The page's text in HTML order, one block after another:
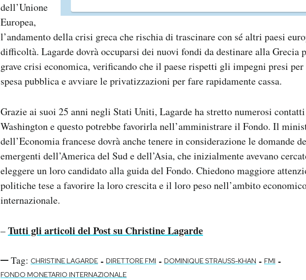
dell’Unione
Europea,
l’andamento della crisi greca che rischia di trascinare con sé altri paesi
difficoltà. Lagarde dovrà occuparsi dei nuovi fondi da destinare alla Grecia
grave crisi economica, verificando che il paese rispetti gli impegni presi
spesa pubblica e avviare le privatizzazioni per fare rapidamente cassa.
Grazie ai suoi 25 anni negli Stati Uniti, Lagarde ha stretto numerosi
Washington e questo potrebbe favorirla nell’amministrare il Fondo. Il
dell’Economia francese dovrà anche tenere in considerazione le domande
emergenti dell’America del Sud e dell’Asia, che inizialmente avevano
eleggere un loro candidato alla guida del Fondo. Chiedono maggiore
politiche tese a favorire la loro crescita e il loro peso nell’ambito
internazionale.
–Tutti gli articoli del Post su Christine Lagarde
Tag: CHRISTINE LAGARDE - DIRETTORE FMI - DOMINIQUE STRAUSS-KHAN - FMI -
FONDO MONETARIO INTERNAZIONALE